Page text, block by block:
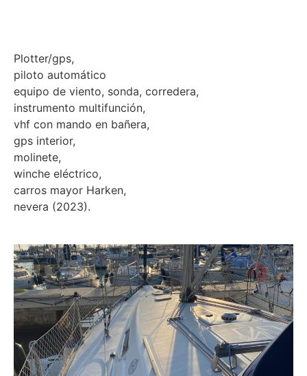
Plotter/gps,
piloto automático
equipo de viento, sonda, corredera,
instrumento multifunción,
vhf con mando en bañera,
gps interior,
molinete,
winche eléctrico,
carros mayor Harken,
nevera (2023).